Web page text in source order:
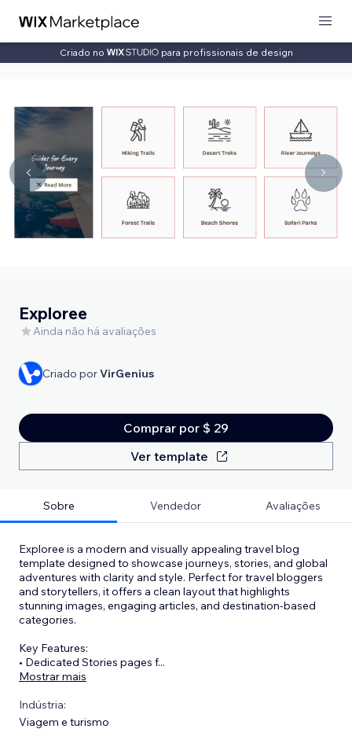
Criado no para profissionais de design
Exploree
Ainda não há avaliações
Criado porVirGenius
Comprar por $ 29
Ver template
Sobre Vendedor Avaliações
Exploree is a modern and visually appealing travel blog
template designed to showcase journeys, stories, and global
adventures with clarity and style. Perfect for travel bloggers
and storytellers, it offers a clean layout that highlights
stunning images, engaging articles, and destination-based
categories.
Key Features:
• Dedicated Stories pages f...
Mostrar mais
Indústria:
Viagem e turismo